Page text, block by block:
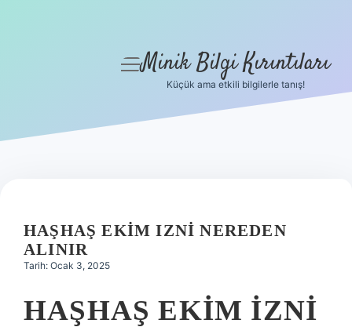
Hakkımızda
menüyü
Minik Bilgi Kırıntıları
Küçük ama etkili bilgilerle tanış!
HAŞHAŞ EKIM IZNI NEREDEN
ALINIR
Tarih: Ocak 3, 2025
HAŞHAŞ EKIM IZNI